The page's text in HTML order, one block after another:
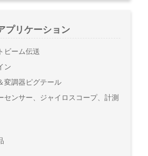
プリケーション
ビーム伝送
ン
変調器ピグテール
センサー、ジャイロスコープ、計測